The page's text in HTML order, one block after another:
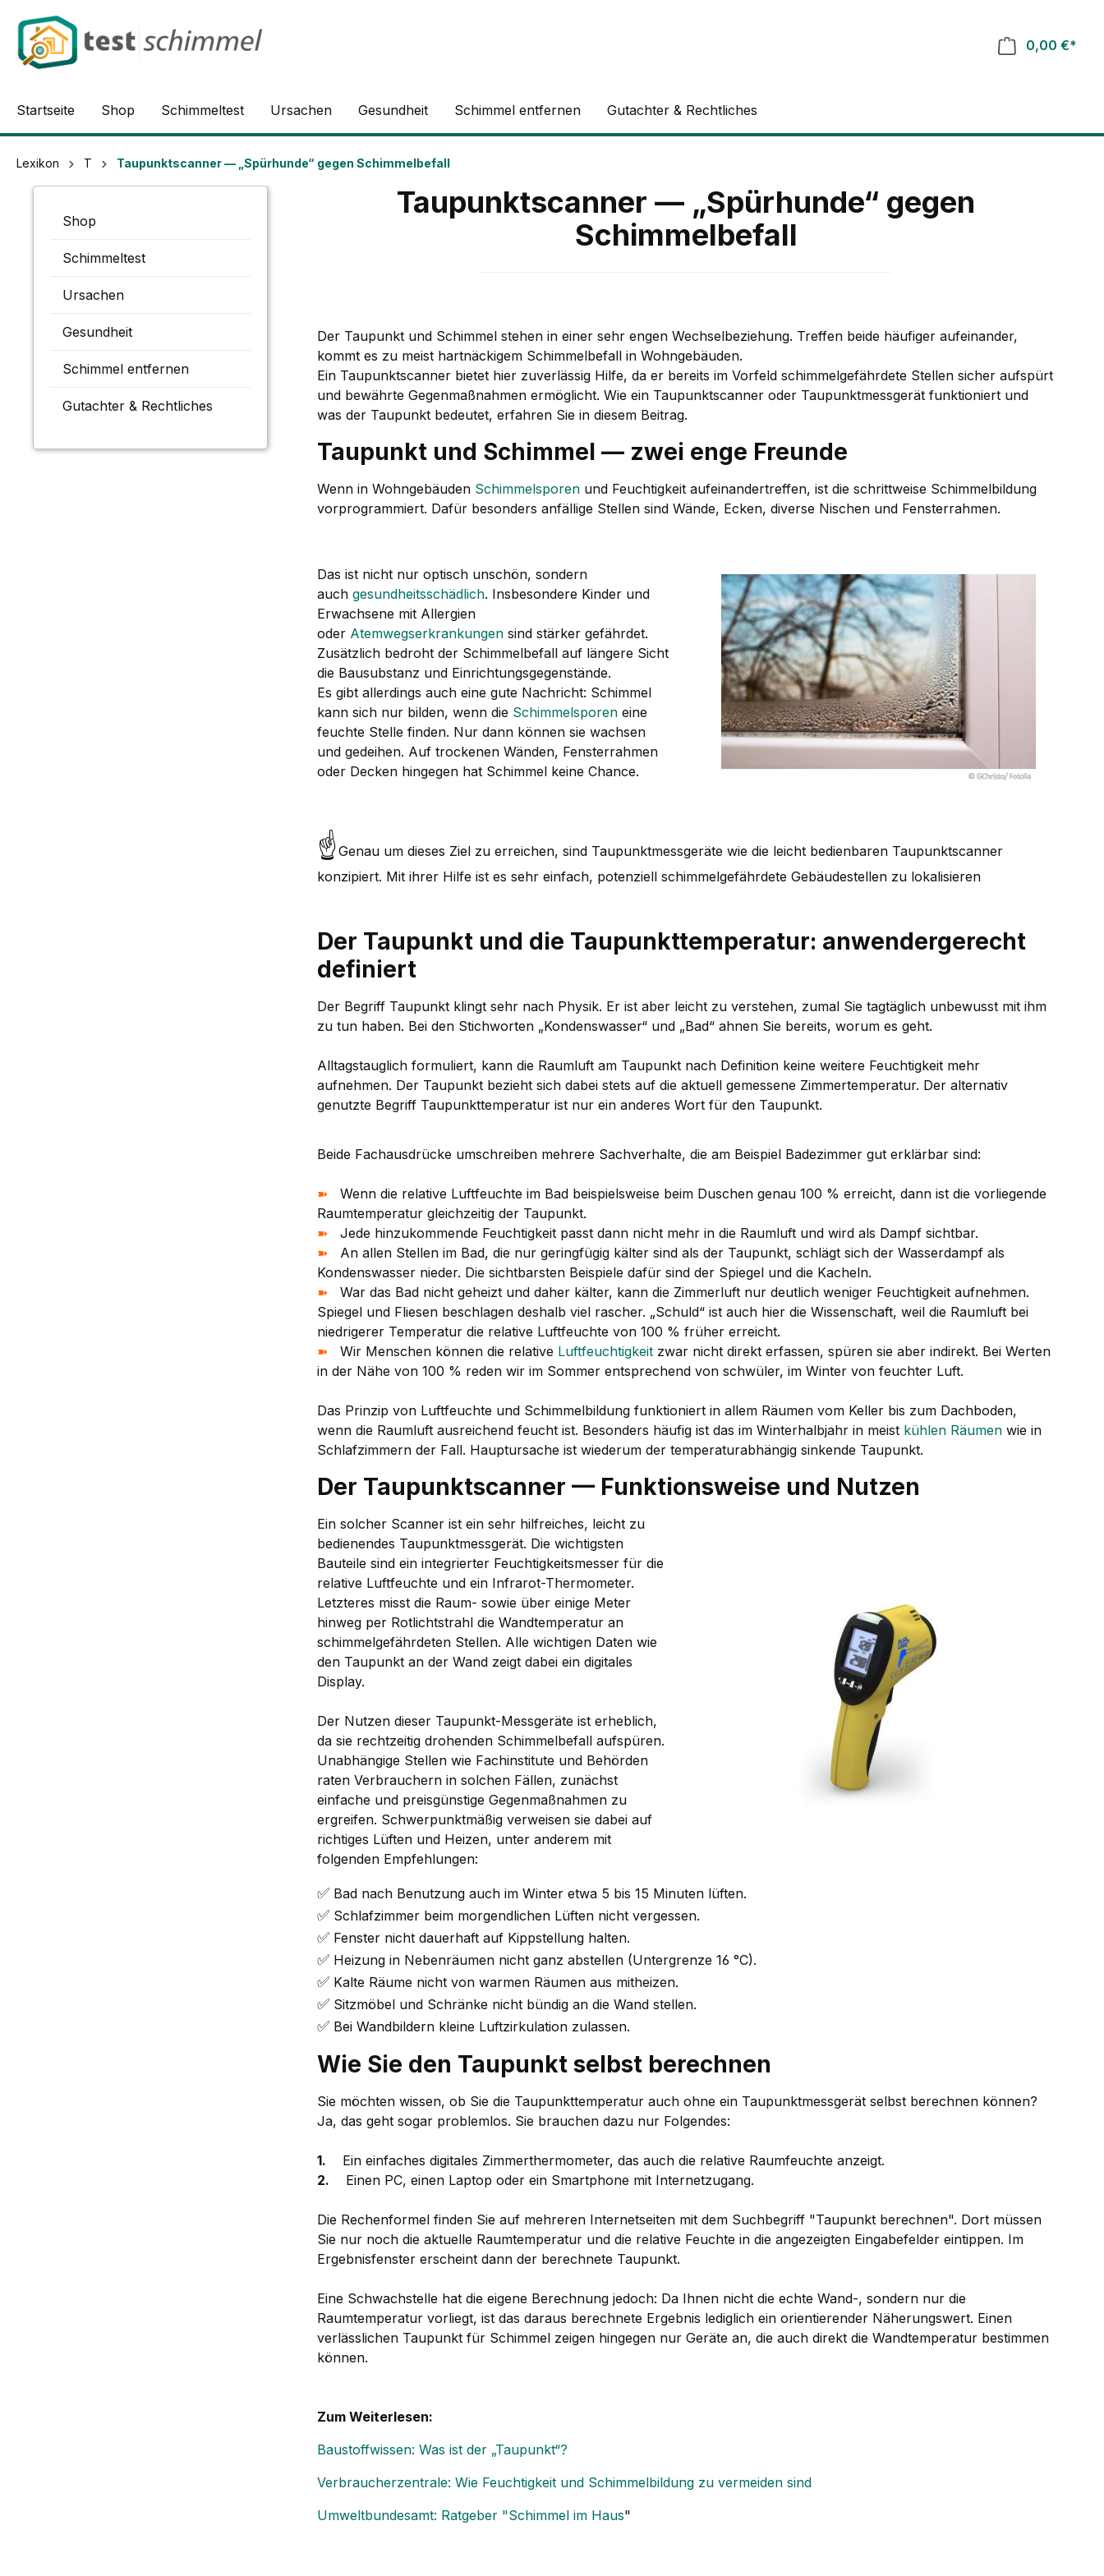
Zur Hauptnavigation springen
0,00 €*
Startseite Shop Schimmeltest Ursachen Gesundheit Schimmel entfernen Gutachter & Rechtliches
Lexikon T Taupunktscanner — „Spürhunde“ gegen Schimmelbefall
Shop
Schimmeltest
Ursachen
Gesundheit
Schimmel entfernen
Gutachter & Rechtliches
Taupunktscanner — „Spürhunde“ gegen
Schimmelbefall
Der Taupunkt und Schimmel stehen in einer sehr engen Wechselbeziehung. Treffen beide häufiger aufeinander,
kommt es zu meist hartnäckigem Schimmelbefall in Wohngebäuden.
Ein Taupunktscanner bietet hier zuverlässig Hilfe, da er bereits im Vorfeld schimmelgefährdete Stellen sicher aufspürt
und bewährte Gegenmaßnahmen ermöglicht. Wie ein Taupunktscanner oder Taupunktmessgerät funktioniert und
was der Taupunkt bedeutet, erfahren Sie in diesem Beitrag.
Taupunkt und Schimmel — zwei enge Freunde
Wenn in Wohngebäuden Schimmelsporen und Feuchtigkeit aufeinandertreffen, ist die schrittweise Schimmelbildung
vorprogrammiert. Dafür besonders anfällige Stellen sind Wände, Ecken, diverse Nischen und Fensterrahmen.
Das ist nicht nur optisch unschön, sondern
auch gesundheitsschädlich. Insbesondere Kinder und
Erwachsene mit Allergien
oder Atemwegserkrankungen sind stärker gefährdet.
Zusätzlich bedroht der Schimmelbefall auf längere Sicht
die Bausubstanz und Einrichtungsgegenstände.
Es gibt allerdings auch eine gute Nachricht: Schimmel
kann sich nur bilden, wenn die Schimmelsporen eine
feuchte Stelle finden. Nur dann können sie wachsen
und gedeihen. Auf trockenen Wänden, Fensterrahmen
oder Decken hingegen hat Schimmel keine Chance.
☝Genau um dieses Ziel zu erreichen, sind Taupunktmessgeräte wie die leicht bedienbaren Taupunktscanner
konzipiert. Mit ihrer Hilfe ist es sehr einfach, potenziell schimmelgefährdete Gebäudestellen zu lokalisieren
Der Taupunkt und die Taupunkttemperatur: anwendergerecht
definiert
Der Begriff Taupunkt klingt sehr nach Physik. Er ist aber leicht zu verstehen, zumal Sie tagtäglich unbewusst mit ihm
zu tun haben. Bei den Stichworten „Kondenswasser“ und „Bad“ ahnen Sie bereits, worum es geht.
Alltagstauglich formuliert, kann die Raumluft am Taupunkt nach Definition keine weitere Feuchtigkeit mehr
aufnehmen. Der Taupunkt bezieht sich dabei stets auf die aktuell gemessene Zimmertemperatur. Der alternativ
genutzte Begriff Taupunkttemperatur ist nur ein anderes Wort für den Taupunkt.
Beide Fachausdrücke umschreiben mehrere Sachverhalte, die am Beispiel Badezimmer gut erklärbar sind:
➽ Wenn die relative Luftfeuchte im Bad beispielsweise beim Duschen genau 100 % erreicht, dann ist die vorliegende
Raumtemperatur gleichzeitig der Taupunkt.
➽ Jede hinzukommende Feuchtigkeit passt dann nicht mehr in die Raumluft und wird als Dampf sichtbar.
➽ An allen Stellen im Bad, die nur geringfügig kälter sind als der Taupunkt, schlägt sich der Wasserdampf als
Kondenswasser nieder. Die sichtbarsten Beispiele dafür sind der Spiegel und die Kacheln.
➽ War das Bad nicht geheizt und daher kälter, kann die Zimmerluft nur deutlich weniger Feuchtigkeit aufnehmen.
Spiegel und Fliesen beschlagen deshalb viel rascher. „Schuld“ ist auch hier die Wissenschaft, weil die Raumluft bei
niedrigerer Temperatur die relative Luftfeuchte von 100 % früher erreicht.
➽ Wir Menschen können die relative Luftfeuchtigkeit zwar nicht direkt erfassen, spüren sie aber indirekt. Bei Werten
in der Nähe von 100 % reden wir im Sommer entsprechend von schwüler, im Winter von feuchter Luft.
Das Prinzip von Luftfeuchte und Schimmelbildung funktioniert in allem Räumen vom Keller bis zum Dachboden,
wenn die Raumluft ausreichend feucht ist. Besonders häufig ist das im Winterhalbjahr in meist kühlen Räumen wie in
Schlafzimmern der Fall. Hauptursache ist wiederum der temperaturabhängig sinkende Taupunkt.
Der Taupunktscanner — Funktionsweise und Nutzen
Ein solcher Scanner ist ein sehr hilfreiches, leicht zu
bedienendes Taupunktmessgerät. Die wichtigsten
Bauteile sind ein integrierter Feuchtigkeitsmesser für die
relative Luftfeuchte und ein Infrarot-Thermometer.
Letzteres misst die Raum- sowie über einige Meter
hinweg per Rotlichtstrahl die Wandtemperatur an
schimmelgefährdeten Stellen. Alle wichtigen Daten wie
den Taupunkt an der Wand zeigt dabei ein digitales
Display.
Der Nutzen dieser Taupunkt-Messgeräte ist erheblich,
da sie rechtzeitig drohenden Schimmelbefall aufspüren.
Unabhängige Stellen wie Fachinstitute und Behörden
raten Verbrauchern in solchen Fällen, zunächst
einfache und preisgünstige Gegenmaßnahmen zu
ergreifen. Schwerpunktmäßig verweisen sie dabei auf
richtiges Lüften und Heizen, unter anderem mit
folgenden Empfehlungen:
✅ Bad nach Benutzung auch im Winter etwa 5 bis 15 Minuten lüften.
✅ Schlafzimmer beim morgendlichen Lüften nicht vergessen.
✅ Fenster nicht dauerhaft auf Kippstellung halten.
✅ Heizung in Nebenräumen nicht ganz abstellen (Untergrenze 16 °C).
✅ Kalte Räume nicht von warmen Räumen aus mitheizen.
✅ Sitzmöbel und Schränke nicht bündig an die Wand stellen.
✅ Bei Wandbildern kleine Luftzirkulation zulassen.
Wie Sie den Taupunkt selbst berechnen
Sie möchten wissen, ob Sie die Taupunkttemperatur auch ohne ein Taupunktmessgerät selbst berechnen können?
Ja, das geht sogar problemlos. Sie brauchen dazu nur Folgendes:
1. Ein einfaches digitales Zimmerthermometer, das auch die relative Raumfeuchte anzeigt.
2. Einen PC, einen Laptop oder ein Smartphone mit Internetzugang.
Die Rechenformel finden Sie auf mehreren Internetseiten mit dem Suchbegriff "Taupunkt berechnen". Dort müssen
Sie nur noch die aktuelle Raumtemperatur und die relative Feuchte in die angezeigten Eingabefelder eintippen. Im
Ergebnisfenster erscheint dann der berechnete Taupunkt.
Eine Schwachstelle hat die eigene Berechnung jedoch: Da Ihnen nicht die echte Wand-, sondern nur die
Raumtemperatur vorliegt, ist das daraus berechnete Ergebnis lediglich ein orientierender Näherungswert. Einen
verlässlichen Taupunkt für Schimmel zeigen hingegen nur Geräte an, die auch direkt die Wandtemperatur bestimmen
können.
Zum Weiterlesen:
Baustoffwissen: Was ist der „Taupunkt“?
Verbraucherzentrale: Wie Feuchtigkeit und Schimmelbildung zu vermeiden sind
Umweltbundesamt: Ratgeber "Schimmel im Haus"